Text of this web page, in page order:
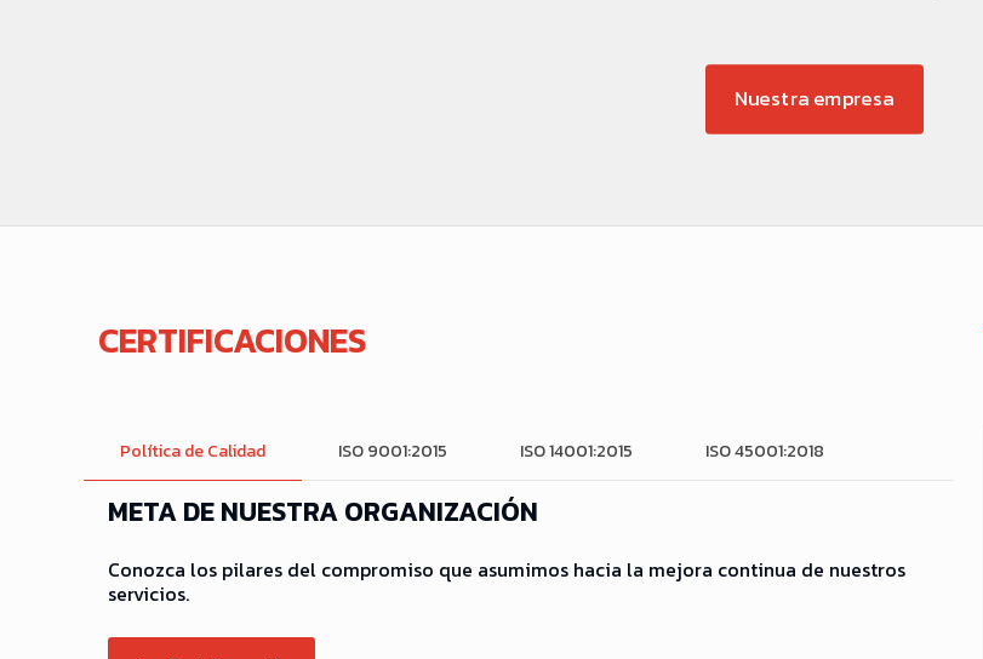
Nuestra empresa
CERTIFICACIONES
Política de Calidad ISO 9001:2015 ISO 14001:2015 ISO 45001:2018
META DE NUESTRA ORGANIZACIÓN
Conozca los pilares del compromiso que asumimos hacia la mejora continua de nuestros
servicios.